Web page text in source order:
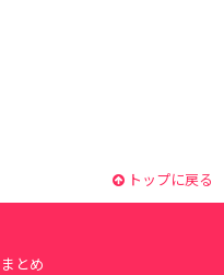
トップに戻る
まとめ